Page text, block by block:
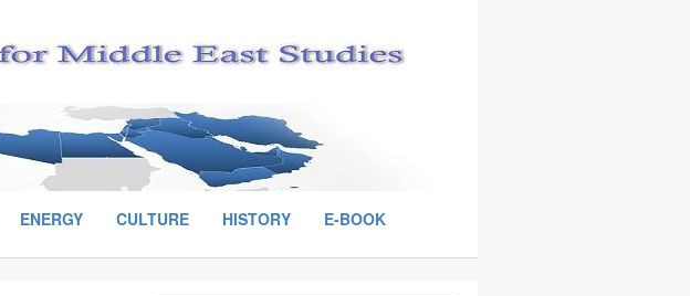
ENERGY CULTURE HISTORY E-BOOK